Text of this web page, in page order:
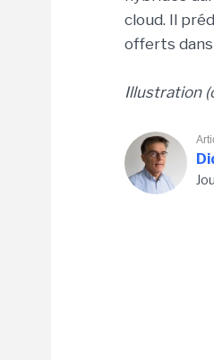
cloud. Il
offerts dans
Illustration